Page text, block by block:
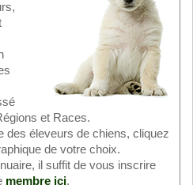
et Races.
des éleveurs de chiens, cliquez
de votre choix.
il suffit de vous inscrire
membre ici.